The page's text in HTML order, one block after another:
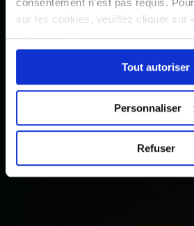
sur les cookies, veuillez cliquer sur
cookies ». Vous pouvez ci-dessous
sélectionner les cookies selon les
« Détails ». À tout moment, vous
choix en cliquant sur le lien «
Tout autoriser
Personnaliser
Refuser